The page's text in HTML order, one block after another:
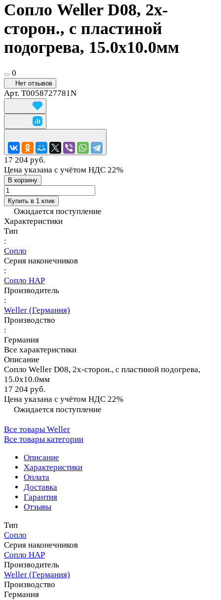
Сопло Weller D08, 2х-
сторон., с пластиной
подогрева, 15.0х10.0мм
0
Нет отзывов
Арт. T0058727781N
17 204 руб.
Цена указана с учётом НДС 22%
В корзину
Купить в 1 клик
Ожидается поступление
Характеристики
Тип
:
Сопло
Серия наконечников
:
Сопло HAP
Производитель
:
Weller (Германия)
Производство
:
Германия
Все характеристики
Описание
Сопло Weller D08, 2х-сторон., с пластиной подогрева,
15.0х10.0мм
17 204 руб.
Цена указана с учётом НДС 22%
Ожидается поступление
Все товары Weller
Все товары категории
Описание
Характеристики
Оплата
Доставка
Гарантия
Отзывы
Тип
Сопло
Серия наконечников
Сопло HAP
Производитель
Weller (Германия)
Производство
Германия